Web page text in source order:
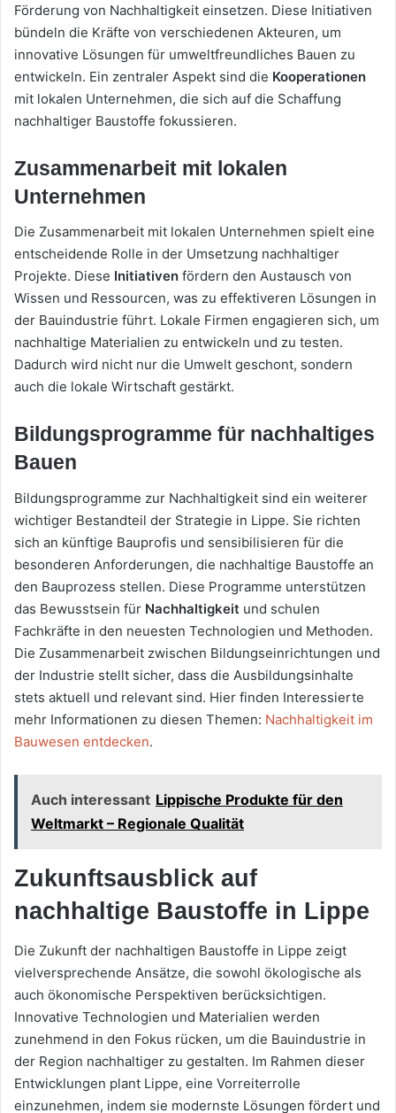
Förderung von Nachhaltigkeit einsetzen. Diese Initiativen
bündeln die Kräfte von verschiedenen Akteuren, um
innovative Lösungen für umweltfreundliches Bauen zu
entwickeln. Ein zentraler Aspekt sind die Kooperationen
mit lokalen Unternehmen, die sich auf die Schaffung
nachhaltiger Baustoffe fokussieren.
Zusammenarbeit mit lokalen
Unternehmen
Die Zusammenarbeit mit lokalen Unternehmen spielt eine
entscheidende Rolle in der Umsetzung nachhaltiger
Projekte. Diese Initiativen fördern den Austausch von
Wissen und Ressourcen, was zu effektiveren Lösungen in
der Bauindustrie führt. Lokale Firmen engagieren sich, um
nachhaltige Materialien zu entwickeln und zu testen.
Dadurch wird nicht nur die Umwelt geschont, sondern
auch die lokale Wirtschaft gestärkt.
Bildungsprogramme für nachhaltiges
Bauen
Bildungsprogramme zur Nachhaltigkeit sind ein weiterer
wichtiger Bestandteil der Strategie in Lippe. Sie richten
sich an künftige Bauprofis und sensibilisieren für die
besonderen Anforderungen, die nachhaltige Baustoffe an
den Bauprozess stellen. Diese Programme unterstützen
das Bewusstsein für Nachhaltigkeit und schulen
Fachkräfte in den neuesten Technologien und Methoden.
Die Zusammenarbeit zwischen Bildungseinrichtungen und
der Industrie stellt sicher, dass die Ausbildungsinhalte
stets aktuell und relevant sind. Hier finden Interessierte
mehr Informationen zu diesen Themen: Nachhaltigkeit im
Bauwesen entdecken.
Auch interessant Lippische Produkte für den
Weltmarkt – Regionale Qualität
Zukunftsausblick auf
nachhaltige Baustoffe in Lippe
Die Zukunft der nachhaltigen Baustoffe in Lippe zeigt
vielversprechende Ansätze, die sowohl ökologische als
auch ökonomische Perspektiven berücksichtigen.
Innovative Technologien und Materialien werden
zunehmend in den Fokus rücken, um die Bauindustrie in
der Region nachhaltiger zu gestalten. Im Rahmen dieser
Entwicklungen plant Lippe, eine Vorreiterrolle
einzunehmen, indem sie modernste Lösungen fördert und